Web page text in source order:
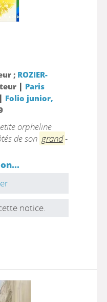
; ROZIER-
| Paris
| Folio junior,
orpheline
de son grand-
notice.